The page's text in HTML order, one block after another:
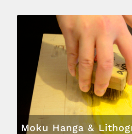
Moku Hanga &